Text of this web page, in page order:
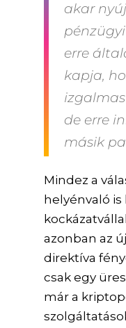
akar
erre
kapja,
de erre
másik
Mindez a
helyénvaló
azonban az
direktíva
csak egy
már a